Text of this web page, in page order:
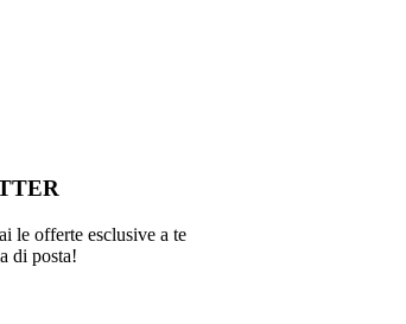
le offerte esclusive a te
di posta!